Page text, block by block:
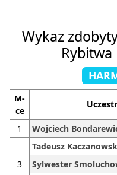
Wykaz
Rybitwa
M-
ce
1
Wojciech
Tadeusz
3
Sylwester